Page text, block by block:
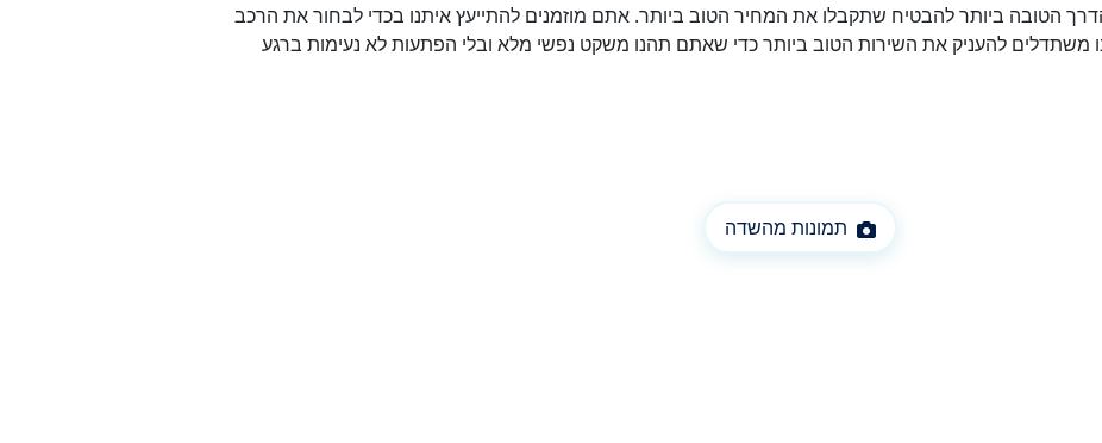
הטובה ביותר להבטיח שתקבלו את המחיר הטוב ביותר. אתם מוזמנים להתייעץ איתנו בכדי לבחור את הרכב
משתדלים להעניק את השירות הטוב ביותר כדי שאתם תהנו משקט נפשי מלא ובלי הפתעות לא נעימות ברגע
תמונות מהשדה